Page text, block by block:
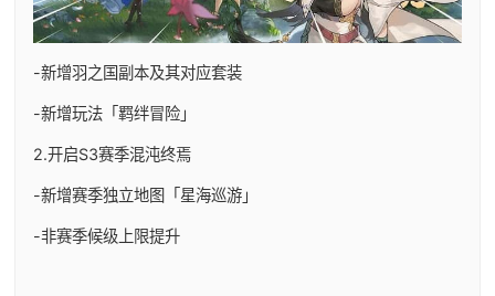
-新增羽之国副本及其对应套装
-新增玩法「羁绊冒险」
2.开启S3赛季混沌终焉
-新增赛季独立地图「星海巡游」
-非赛季候级上限提升